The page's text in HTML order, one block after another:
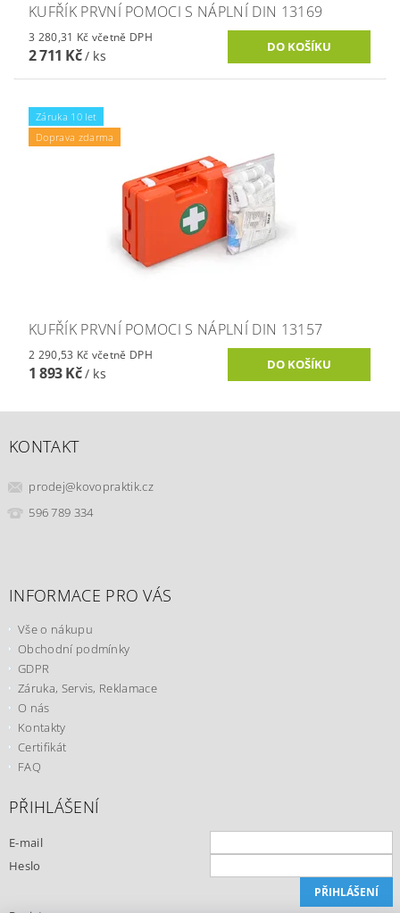
KUFŘÍK PRVNÍ POMOCI S NÁPLNÍ DIN 13169
3 280,31 Kč včetně DPH
2 711 Kč/ ks
Záruka 10 let
Doprava zdarma
KUFŘÍK PRVNÍ POMOCI S NÁPLNÍ DIN 13157
2 290,53 Kč včetně DPH
1 893 Kč/ ks
KONTAKT
prodej@kovopraktik.cz
596 789 334
INFORMACE PRO VÁS
Vše o nákupu
Obchodní podmínky
GDPR
Záruka, Servis, Reklamace
O nás
Kontakty
Certifikát
FAQ
PŘIHLÁŠENÍ
E-mail
Heslo